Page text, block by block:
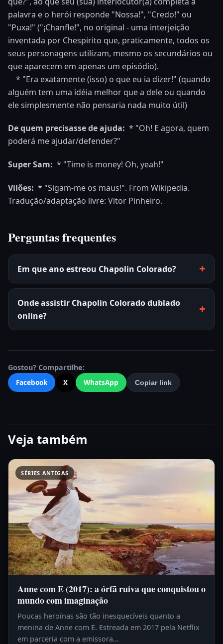
palavra e o herói responde "Nossa!", "Credo!" ou
"Puxa!" ("¡Chanfle!", no original - uma interjeição
inventada por Chespirito que, praticamente, todos os
seus personagens utilizam, mesmo os secundários ou
que aparecem em apenas um episódio).
* "Era exatamente (isso) o que eu ia dizer!" (quando
alguém tem uma idéia melhor que a dele ou quando
ele simplesmente não pensaria nada muito útil)
De quem precisasse de ajuda: * "Oh! E agora, quem
poderá me ajudar/defender?"
Super Sam: * "Time is money! Oh, yeah!"
Vilões: * "Sigam-me os maus!". From Wikipedia.
Tradução/adaptação livre: Vitor Pinheiro.
Perguntas frequentes
Em que ano estreou Chapolin Colorado?
Onde assistir Chapolin Colorado dublado
online?
Gostou? Compartilhe:
Facebook
X WhatsApp Copiar link
Veja também
SÉRIES ANTIGAS
Anne com E (2017): a órfã ruiva que conquistou o
mundo com imaginação
Poucas heroínas são tão inesquecíveis quanto a
menina de Anne com E. Estreada em 2017 pela Netflix
em parceria com a emissora…